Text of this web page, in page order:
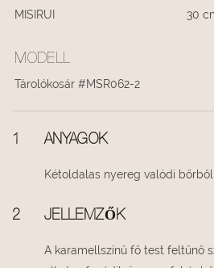
MISIRUI 30
MODELL
Tárolókosár #MSR062-2
1 ANYAGOK
Kétoldalas nyereg valódi bőrből
2 JELLEMZŐK
A karamellszínű fő test feltűnő